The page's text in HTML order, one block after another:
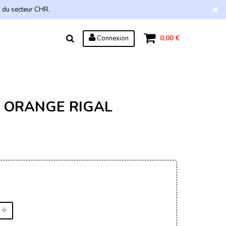
secteur CHR.
0,00 €
Connexion
RIGAL